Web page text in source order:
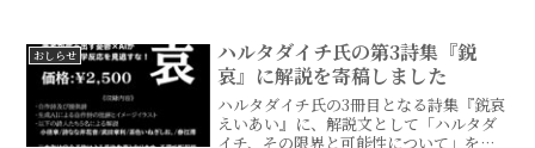
おしらせ
ハルタダイチ氏の第3詩集『鋭
哀』に解説を寄稿しました
ハルタダイチ氏の3冊目となる詩集『鋭哀
えいあい』に、解説文として「ハルタダ
イチ、その限界と可能性について」を寄